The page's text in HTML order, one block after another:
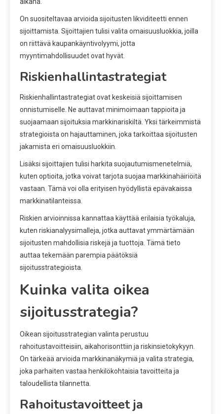
On suositeltavaa arvioida sijoitusten likviditeetti ennen
sijoittamista. Sijoittajien tulisi valita omaisuusluokkia, joilla
on riittävä kaupankäyntivolyymi, jotta
myyntimahdollisuudet ovat hyvät.
Riskienhallintastrategiat
Riskienhallintastrategiat ovat keskeisiä sijoittamisen
onnistumiselle. Ne auttavat minimoimaan tappioita ja
suojaamaan sijoituksia markkinariskiltä. Yksi tärkeimmistä
strategioista on hajauttaminen, joka tarkoittaa sijoitusten
jakamista eri omaisuusluokkiin.
Lisäksi sijoittajien tulisi harkita suojautumismenetelmiä,
kuten optioita, jotka voivat tarjota suojaa markkinahäiriöitä
vastaan. Tämä voi olla erityisen hyödyllistä epävakaissa
markkinatilanteissa.
Riskien arvioinnissa kannattaa käyttää erilaisia työkaluja,
kuten riskianalyysimalleja, jotka auttavat ymmärtämään
sijoitusten mahdollisia riskejä ja tuottoja. Tämä tieto
auttaa tekemään parempia päätöksiä
sijoitusstrategioista.
Kuinka valita oikea
sijoitusstrategia?
Oikean sijoitusstrategian valinta perustuu
rahoitustavoitteisiin, aikahorisonttiin ja riskinsietokykyyn.
On tärkeää arvioida markkinanäkymiä ja valita strategia,
joka parhaiten vastaa henkilökohtaisia tavoitteita ja
taloudellista tilannetta.
Rahoitustavoitteet ja